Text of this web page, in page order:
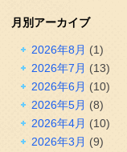
月別アーカイブ
2026年8月 (1)
2026年7月 (13)
2026年6月 (10)
2026年5月 (8)
2026年4月 (10)
2026年3月 (9)